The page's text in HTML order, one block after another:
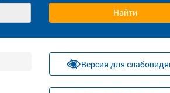
Версия для